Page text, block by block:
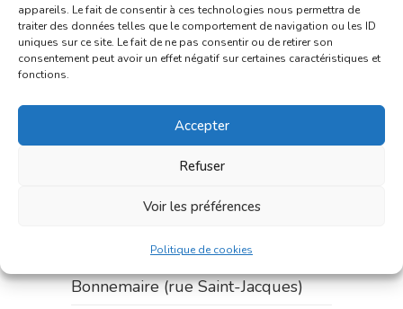
appareils. Le fait de consentir à ces technologies nous permettra de
traiter des données telles que le comportement de navigation ou les ID
uniques sur ce site. Le fait de ne pas consentir ou de retirer son
consentement peut avoir un effet négatif sur certaines caractéristiques et
fonctions.
Accepter
Refuser
Voir les préférences
Politique de cookies
du marché (2 allées Aristide
Briand)
Charignon-Dumas (La Fouillade)
du 17 au 21 août :
Palobart (Laguépie)
du 21 au 28 août :pharmacie
du 28 au 31 août :pharmacie
Bonnemaire (rue Saint-Jacques)